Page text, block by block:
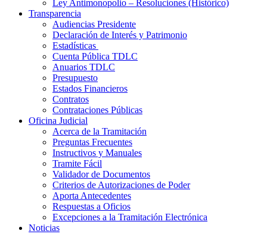
Ley Antimonopolio – Resoluciones (Histórico)
Transparencia
Audiencias Presidente
Declaración de Interés y Patrimonio
Estadísticas
Cuenta Pública TDLC
Anuarios TDLC
Presupuesto
Estados Financieros
Contratos
Contrataciones Públicas
Oficina Judicial
Acerca de la Tramitación
Preguntas Frecuentes
Instructivos y Manuales
Tramite Fácil
Validador de Documentos
Criterios de Autorizaciones de Poder
Aporta Antecedentes
Respuestas a Oficios
Excepciones a la Tramitación Electrónica
Noticias